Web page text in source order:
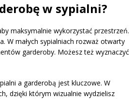
w sypialni?
maksymalnie wykorzystać przestrzeń.
W małych sypialniach rozważ otwarty
garderoby. Możesz też wyznaczyć
a garderobą jest kluczowe. W
dzięki którym wizualnie wydzielisz